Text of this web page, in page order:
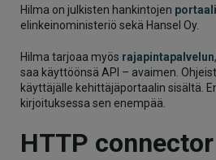
Hilma on julkisten hankintojen portaali
elinkeinoministeriö sekä Hansel Oy.
Hilma tarjoaa myös rajapintapalvelun
saa käyttöönsä API – avaimen.
käyttäjälle kehittäjäportaalin sisältä.
kirjoituksessa sen enempää.
HTTP connector